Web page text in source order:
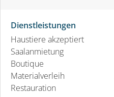
Dienstleistungen
Haustiere akzeptiert
Saalanmietung
Boutique
Materialverleih
Restauration